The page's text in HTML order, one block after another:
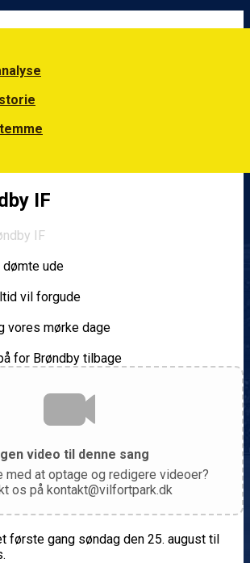
IF
IF
dømte ude
vil forgude
vores mørke dage
for Brøndby tilbage
video til denne sang
med at optage og redigere videoer?
os på kontakt@vilfortpark.dk
første gang søndag den 25. august til